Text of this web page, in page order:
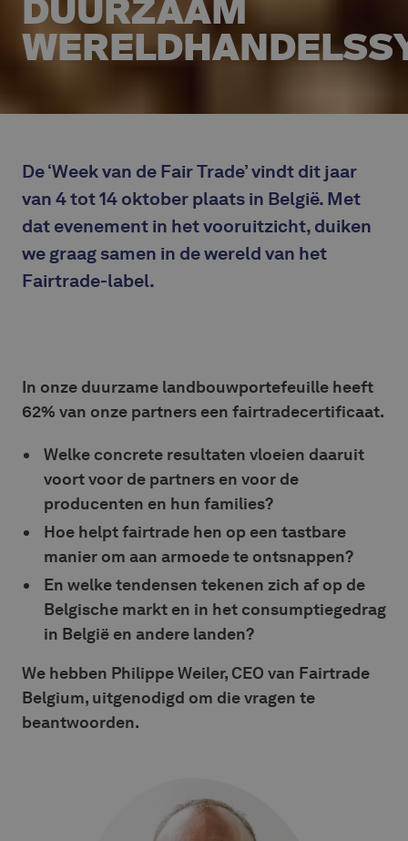
DUURZAAM
De ‘Week van de Fair Trade’ vindt dit jaar
van 4 tot 14 oktober plaats in België. Met
dat evenement in het vooruitzicht, duiken
we graag samen in de wereld van het
Fairtrade-label.
In onze duurzame landbouwportefeuille heeft
62% van onze partners een fairtradecertificaat.
Welke concrete resultaten vloeien daaruit
voort voor de partners en voor de
producenten en hun families?
Hoe helpt fairtrade hen op een tastbare
manier om aan armoede te ontsnappen?
En welke tendensen tekenen zich af op de
Belgische markt en in het consumptiegedrag
in België en andere landen?
We hebben Philippe Weiler, CEO van Fairtrade
Belgium, uitgenodigd om die vragen te
beantwoorden.